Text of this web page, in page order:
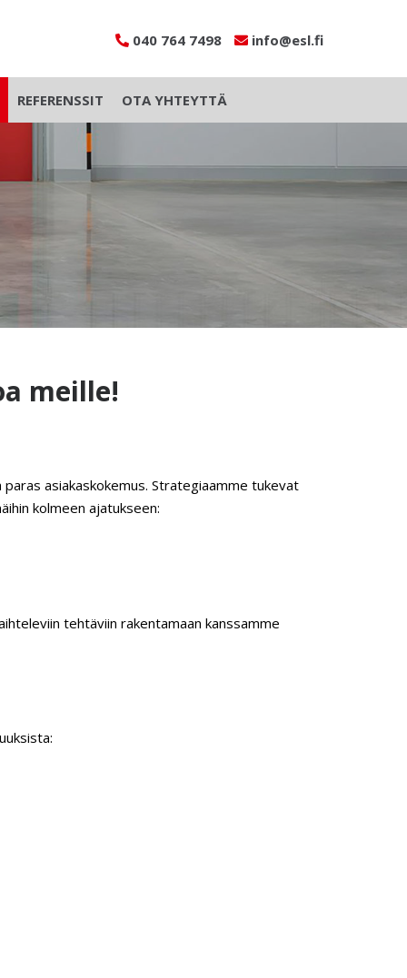
040 764 7498 info@esl.fi
REFERENSSIT OTA YHTEYTTÄ
meille!
asiakaskokemus. Strategiaamme tukevat
kolmeen ajatukseen:
tehtäviin rakentamaan kanssamme